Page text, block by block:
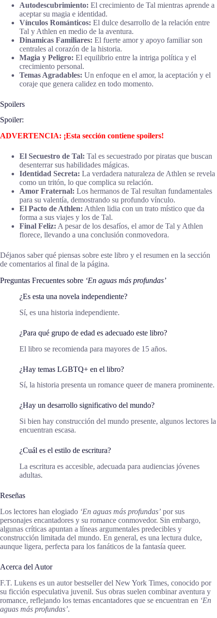
Autodescubrimiento: El crecimiento de Tal mientras aprende a
aceptar su magia e identidad.
Vínculos Románticos: El dulce desarrollo de la relación entre
Tal y Athlen en medio de la aventura.
Dinamicas Familiares: El fuerte amor y apoyo familiar son
centrales al corazón de la historia.
Magia y Peligro: El equilibrio entre la intriga política y el
crecimiento personal.
Temas Agradables: Un enfoque en el amor, la aceptación y el
coraje que genera calidez en todo momento.
Spoilers
Spoiler:
ADVERTENCIA: ¡Esta sección contiene spoilers!
El Secuestro de Tal: Tal es secuestrado por piratas que buscan
desenterrar sus habilidades mágicas.
Identidad Secreta: La verdadera naturaleza de Athlen se revela
como un tritón, lo que complica su relación.
Amor Fraternal: Los hermanos de Tal resultan fundamentales
para su valentía, demostrando su profundo vínculo.
El Pacto de Athlen: Athlen lidia con un trato místico que da
forma a sus viajes y los de Tal.
Final Feliz: A pesar de los desafíos, el amor de Tal y Athlen
florece, llevando a una conclusión conmovedora.
Déjanos saber qué piensas sobre este libro y el resumen en la sección
de comentarios al final de la página.
Preguntas Frecuentes sobre ‘En aguas más profundas’
¿Es esta una novela independiente?
Sí, es una historia independiente.
¿Para qué grupo de edad es adecuado este libro?
El libro se recomienda para mayores de 15 años.
¿Hay temas LGBTQ+ en el libro?
Sí, la historia presenta un romance queer de manera prominente.
¿Hay un desarrollo significativo del mundo?
Si bien hay construcción del mundo presente, algunos lectores la
encuentran escasa.
¿Cuál es el estilo de escritura?
La escritura es accesible, adecuada para audiencias jóvenes
adultas.
Reseñas
Los lectores han elogiado ‘En aguas más profundas’ por sus
personajes encantadores y su romance conmovedor. Sin embargo,
algunas críticas apuntan a líneas argumentales predecibles y
construcción limitada del mundo. En general, es una lectura dulce,
aunque ligera, perfecta para los fanáticos de la fantasía queer.
Acerca del Autor
F.T. Lukens es un autor bestseller del New York Times, conocido por
su ficción especulativa juvenil. Sus obras suelen combinar aventura y
romance, reflejando los temas encantadores que se encuentran en ‘En
aguas más profundas’.